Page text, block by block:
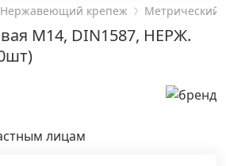
Нержавеющий крепеж Метрический
М14, DIN1587, НЕРЖ.
лицам